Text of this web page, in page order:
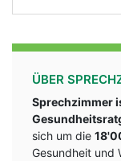
ÜBER
Sprechzimmer
sich um die
Gesundheit und